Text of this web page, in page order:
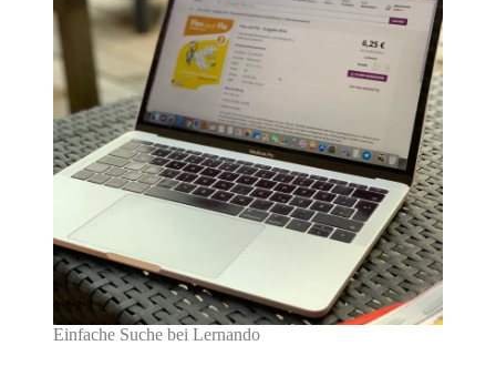
Einfache Suche bei Lernando